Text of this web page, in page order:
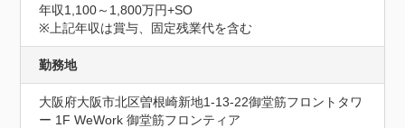
年収1,100～1,800万円+SO
※上記年収は賞与、固定残業代を含む
勤務地
大阪府大阪市北区曽根崎新地1-13-22御堂筋フロントタワ
ー 1F WeWork 御堂筋フロンティア